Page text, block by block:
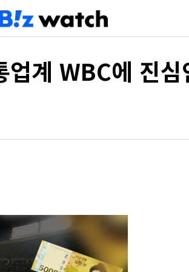
계 WBC에 진심